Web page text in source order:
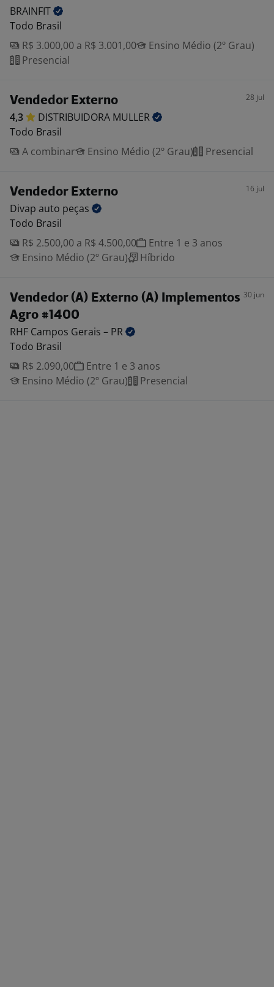
BRAINFIT
Todo Brasil
R$ 3.000,00 a R$ 3.001,00
Ensino Médio (2º Grau)
Presencial
Vendedor Externo 28 jul
4,3 DISTRIBUIDORA MULLER
Todo Brasil
A combinar
Ensino Médio (2º Grau) Presencial
Vendedor Externo 16 jul
Divap auto peças
Todo Brasil
R$ 2.500,00 a R$ 4.500,00
Entre 1 e 3 anos
Ensino Médio (2º Grau)
Híbrido
Vendedor (A) Externo (A) Implementos
Agro #1400
30 jun
RHF Campos Gerais – PR
Todo Brasil
R$ 2.090,00
Entre 1 e 3 anos
Ensino Médio (2º Grau)
Presencial